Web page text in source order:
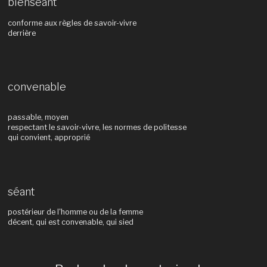
conforme aux règles de savoir-vivre
derrière
convenable
passable, moyen
respectant le savoir-vivre, les normes de politesse
qui convient, approprié
séant
postérieur de l'homme ou de la femme
décent, qui est convenable, qui sied